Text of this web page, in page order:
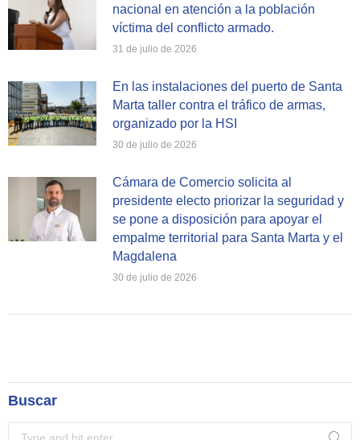
nacional en atención a la población
víctima del conflicto armado.
31 de julio de 2026
En las instalaciones del puerto de Santa
Marta taller contra el tráfico de armas,
organizado por la HSI
30 de julio de 2026
Cámara de Comercio solicita al
presidente electo priorizar la seguridad y
se pone a disposición para apoyar el
empalme territorial para Santa Marta y el
Magdalena
30 de julio de 2026
Buscar